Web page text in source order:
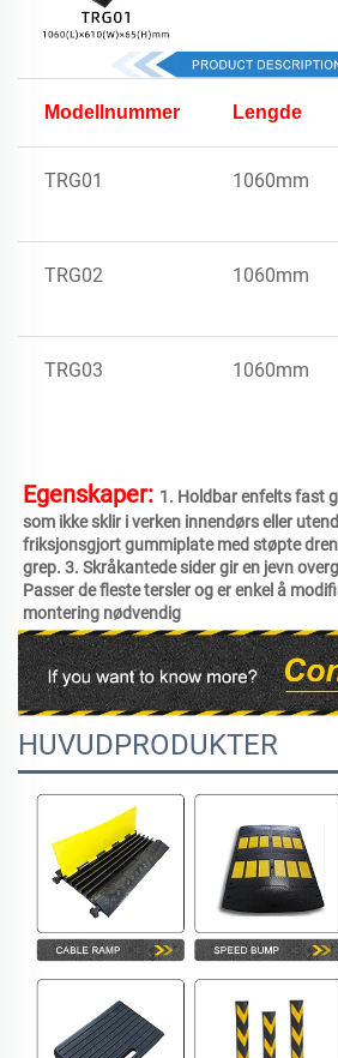
Modellnummer Lengde
TRG01 1060mm
TRG02 1060mm
TRG03 1060mm
Egenskaper: 1. Holdbar enfelts fast
som ikke sklir i verken innendørs eller
friksjonsgjort gummiplate med støpte
grep. 3. Skråkantede sider gir en jevn
Passer de fleste tersler og er enkel å
montering nødvendig
HUVUDPRODUKTER